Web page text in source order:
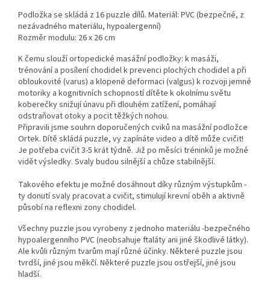
Podložka se skládá z 16 puzzle dílů. Materiál: PVC (bezpečné, z
nezávadného materiálu, hypoalergenní)
Rozměr modulu: 26 x 26 cm
K čemu slouží ortopedické masážní podložky: k masáži,
trénování a posílení chodidel k prevenci plochých chodidel a při
obloukovité (varus) a klopené deformaci (valgus) k rozvoji jemné
motoriky a kognitivních schopností dítěte k okolnímu světu
koberečky snižují únavu při dlouhém zatížení, pomáhají
odstraňovat otoky a pocit těžkých nohou.
Připravili jsme souhrn doporučených cviků na masážní podložce
Ortek. Dítě skládá puzzle, vy zapínáte video a dítě může cvičit!
Je potřeba cvičit 3-5 krát týdně. Již po měsíci tréninků je možné
vidět výsledky. Svaly budou silnější a chůze stabilnější.
Takového efektu je možné dosáhnout díky různým výstupkům -
ty donutí svaly pracovat a cvičit, stimulují krevní oběh a aktivně
působí na reflexni zony chodidel.
Všechny puzzle jsou vyrobeny z jednoho materiálu -bezpečného
hypoalergenního PVC (neobsahuje ftaláty ani jiné škodlivé látky).
Ale kvůli různým tvarům mají různé účinky. Některé puzzle jsou
tvrdší, jiné jsou měkčí. Některé puzzle jsou ostřejší, jiné jsou
hladší.